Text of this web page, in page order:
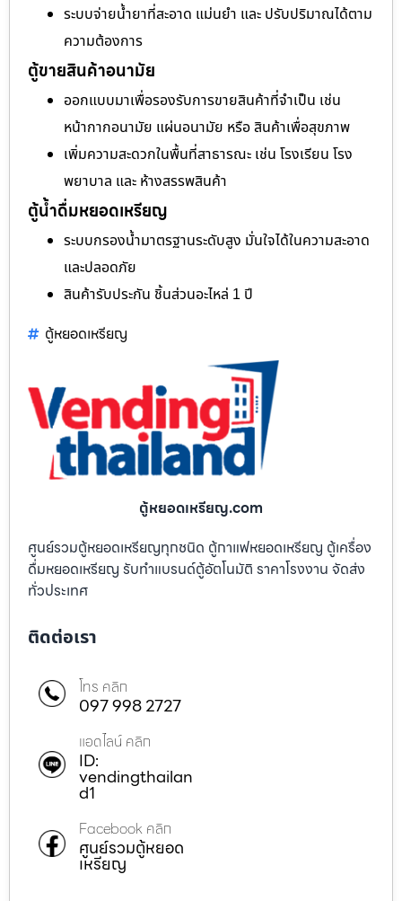
ระบบจ่ายน้ำยาที่สะอาด แม่นยำ และ ปรับปริมาณได้ตาม
ความต้องการ
ตู้ขายสินค้าอนามัย
ออกแบบมาเพื่อรองรับการขายสินค้าที่จำเป็น เช่น
หน้ากากอนามัย แผ่นอนามัย หรือ สินค้าเพื่อสุขภาพ
เพิ่มความสะดวกในพื้นที่สาธารณะ เช่น โรงเรียน โรง
พยาบาล และ ห้างสรรพสินค้า
ตู้น้ำดื่มหยอดเหรียญ
ระบบกรองน้ำมาตรฐานระดับสูง มั่นใจได้ในความสะอาด
และปลอดภัย
สินค้ารับประกัน ชิ้นส่วนอะไหล่ 1 ปี
ตู้หยอดเหรียญ
ตู้หยอดเหรียญ.com
ศูนย์รวมตู้หยอดเหรียญทุกชนิด ตู้กาแฟหยอดเหรียญ ตู้เครื่อง
ดื่มหยอดเหรียญ รับทำแบรนด์ตู้อัตโนมัติ ราคาโรงงาน จัดส่ง
ทั่วประเทศ
ติดต่อเรา
โทร คลิก
097 998 2727
แอดไลน์ คลิก
ID:
vendingthailan
d1
Facebook คลิก
ศูนย์รวมตู้หยอด
เหรียญ